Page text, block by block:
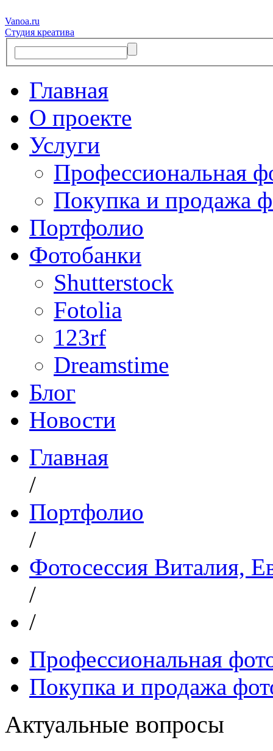
Vanoa.ru
Студия креатива
Главная
О проекте
Услуги
Профессиональная
Покупка и продажа
Портфолио
Фотобанки
Shutterstock
Fotolia
123rf
Dreamstime
Блог
Новости
Главная
/
Портфолио
/
Фотосессия Виталия,
/
/
Профессиональная
Покупка и продажа
Актуальные вопросы